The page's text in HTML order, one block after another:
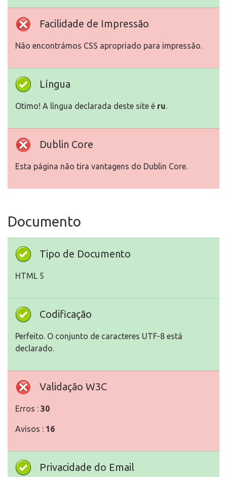
Facilidade de Impressão
Não encontrámos CSS apropriado para impressão.
Língua
Otimo! A língua declarada deste site é ru.
Dublin Core
Esta página não tira vantagens do Dublin Core.
Documento
Tipo de Documento
HTML 5
Codificação
Perfeito. O conjunto de caracteres UTF-8 está
declarado.
Validação W3C
Erros : 30
Avisos : 16
Privacidade do Email